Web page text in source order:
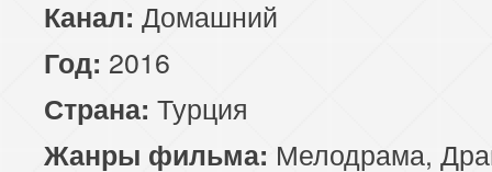
Канал: Домашний
Год: 2016
Страна: Турция
Жанры фильма: Мелодрама,